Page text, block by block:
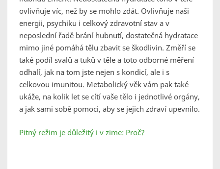
ovlivňuje víc, než by se mohlo zdát. Ovlivňuje naši
energii, psychiku i celkový zdravotní stav a v
neposlední řadě brání hubnutí, dostatečná hydratace
mimo jiné pomáhá tělu zbavit se škodlivin. Změří se
také podíl svalů a tuků v těle a toto odborné měření
odhalí, jak na tom jste nejen s kondicí, ale i s
celkovou imunitou. Metabolický věk vám pak také
ukáže, na kolik let se cítí vaše tělo i jednotlivé orgány,
a jak sami sobě pomoci, aby se jejich zdraví upevnilo.
Pitný režim je důležitý i v zime: Proč?